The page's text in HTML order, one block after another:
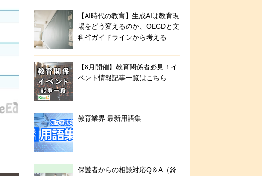
【AI時代の教育】生成AIは教育現
場をどう変えるのか、OECDと文
科省ガイドラインから考える
【8月開催】教育関係者必見！イ
ベント情報記事一覧はこちら
教育業界 最新用語集
保護者からの相談対応Q＆A（鈴